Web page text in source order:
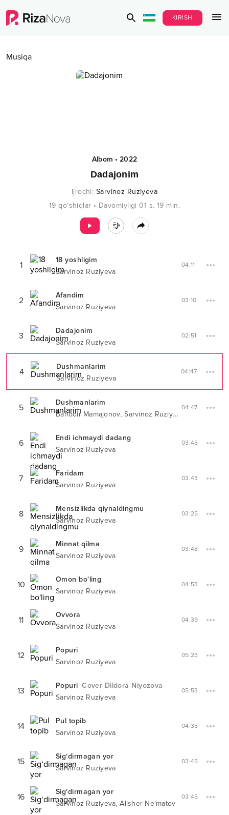
KIRISH
Musiqa
Albom •2022
Dadajonim
Ijrochi: Sarvinoz Ruziyeva
19 qo‘shiqlar • Davomiyligi 01 s. 19 min.
1
18 yoshligim
Sarvinoz Ruziyeva
04:11
2
Afandim
Sarvinoz Ruziyeva
03:10
3
Dadajonim
Sarvinoz Ruziyeva
02:51
4
Dushmanlarim
Sarvinoz Ruziyeva
04:47
5
Dushmanlarim
Bahodir Mamajonov,Sarvinoz Ruziyeva
04:47
6
Endi ichmaydi dadang
Sarvinoz Ruziyeva
03:45
7
Faridam
Sarvinoz Ruziyeva
03:43
8
Mensizlikda qiynaldingmu
Sarvinoz Ruziyeva
03:25
9
Minnat qilma
Sarvinoz Ruziyeva
03:48
10
Omon bo'ling
Sarvinoz Ruziyeva
04:53
11
Ovvora
Sarvinoz Ruziyeva
04:39
12
Popuri
Sarvinoz Ruziyeva
05:23
13 Popuri Cover Dildora Niyozova
Sarvinoz Ruziyeva
05:53
14
Pul topib
Sarvinoz Ruziyeva
04:35
15
Sig‘dirmagan yor
Sarvinoz Ruziyeva
03:45
16
Sig‘dirmagan yor
Sarvinoz Ruziyeva,Alisher Ne'matov
03:45